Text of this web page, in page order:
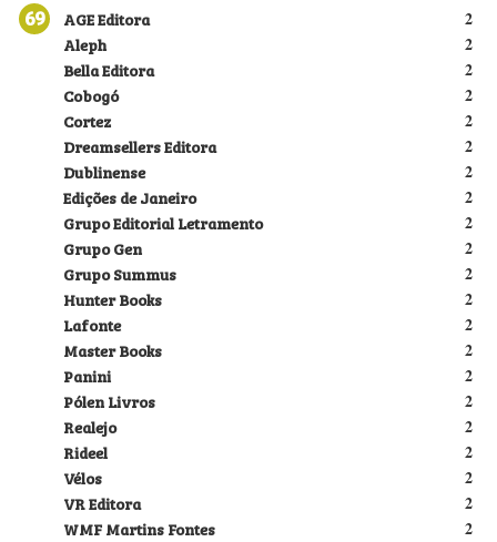
69 2
AGE Editora
2
Aleph
2
Bella Editora
2
Cobogó
2
Cortez
2
Dreamsellers Editora
2
Dublinense
2
Edições de Janeiro
2
Grupo Editorial Letramento
2
Grupo Gen
2
Grupo Summus
2
Hunter Books
2
Lafonte
2
Master Books
2
Panini
2
Pólen Livros
2
Realejo
2
Rideel
2
Vélos
2
VR Editora
2
WMF Martins Fontes